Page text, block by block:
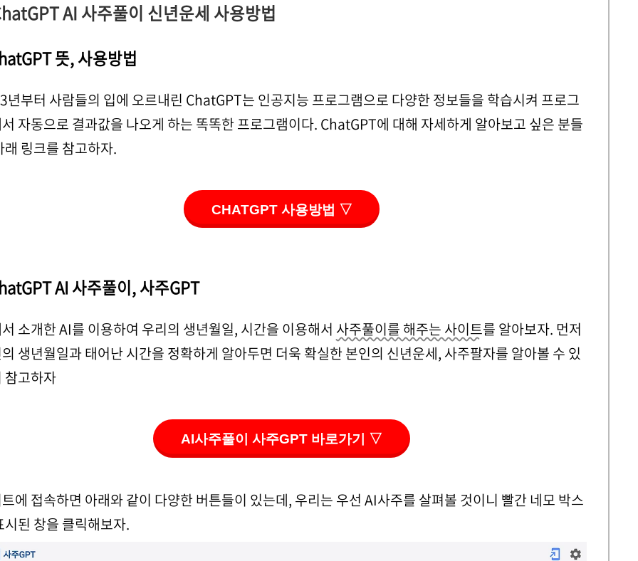
AI 사주풀이 신년운세 사용방법
뜻, 사용방법
년부터 사람들의 입에 오르내린 ChatGPT는 인공지능 프로그램으로 다양한 정보들을 학습시켜 프로그
자동으로 결과값을 나오게 하는 똑똑한 프로그램이다. ChatGPT에 대해 자세하게 알아보고 싶은 분들
래 링크를 참고하자.
CHATGPT 사용방법 ▽
AI 사주풀이, 사주GPT
소개한 AI를 이용하여 우리의 생년월일, 시간을 이용해서 사주풀이를 해주는 사이트를 알아보자. 먼저
생년월일과 태어난 시간을 정확하게 알아두면 더욱 확실한 본인의 신년운세, 사주팔자를 알아볼 수 있
참고하자
AI사주풀이 사주GPT 바로가기 ▽
에 접속하면 아래와 같이 다양한 버튼들이 있는데, 우리는 우선 AI사주를 살펴볼 것이니 빨간 네모 박스
시된 창을 클릭해보자.